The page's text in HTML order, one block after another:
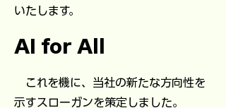
いたします。
AI for All
これを機に、当社の新たな方向性を
示すスローガンを策定しました。